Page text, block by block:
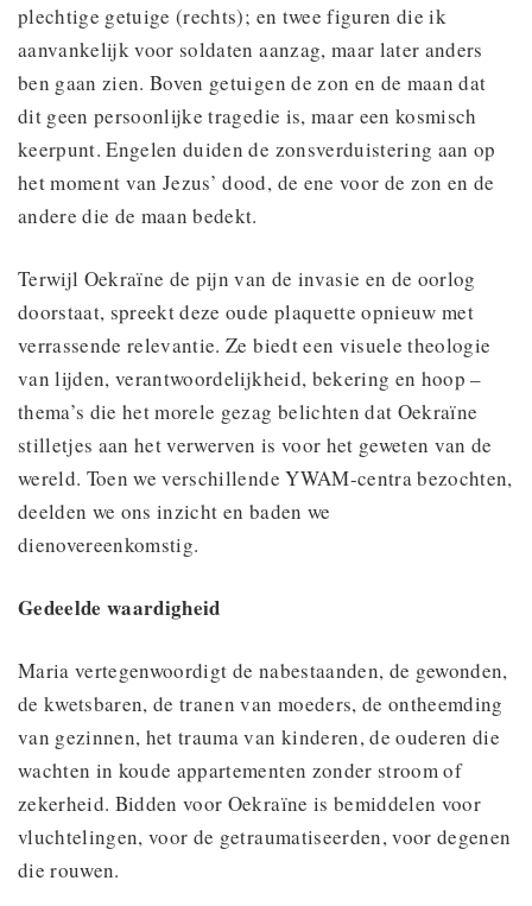
plechtige getuige (rechts); en twee figuren die ik
aanvankelijk voor soldaten aanzag, maar later anders
ben gaan zien. Boven getuigen de zon en de maan dat
dit geen persoonlijke tragedie is, maar een kosmisch
keerpunt. Engelen duiden de zonsverduistering aan op
het moment van Jezus’ dood, de ene voor de zon en de
andere die de maan bedekt.
Terwijl Oekraïne de pijn van de invasie en de oorlog
doorstaat, spreekt deze oude plaquette opnieuw met
verrassende relevantie. Ze biedt een visuele theologie
van lijden, verantwoordelijkheid, bekering en hoop –
thema’s die het morele gezag belichten dat Oekraïne
stilletjes aan het verwerven is voor het geweten van de
wereld. Toen we verschillende YWAM-centra bezochten,
deelden we ons inzicht en baden we
dienovereenkomstig.
Gedeelde waardigheid
Maria vertegenwoordigt de nabestaanden, de gewonden,
de kwetsbaren, de tranen van moeders, de ontheemding
van gezinnen, het trauma van kinderen, de ouderen die
wachten in koude appartementen zonder stroom of
zekerheid. Bidden voor Oekraïne is bemiddelen voor
vluchtelingen, voor de getraumatiseerden, voor degenen
die rouwen.